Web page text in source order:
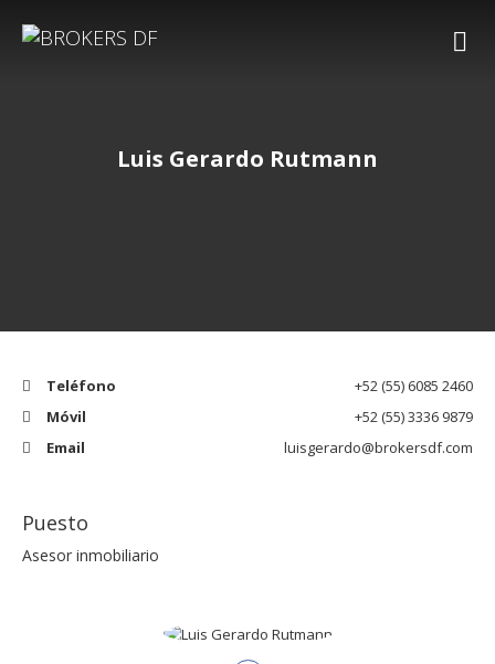
Luis Gerardo Rutmann
Teléfono
+52 (55) 6085 2460
Móvil
+52 (55) 3336 9879
Email
luisgerardo@brokersdf.com
Puesto
Asesor inmobiliario